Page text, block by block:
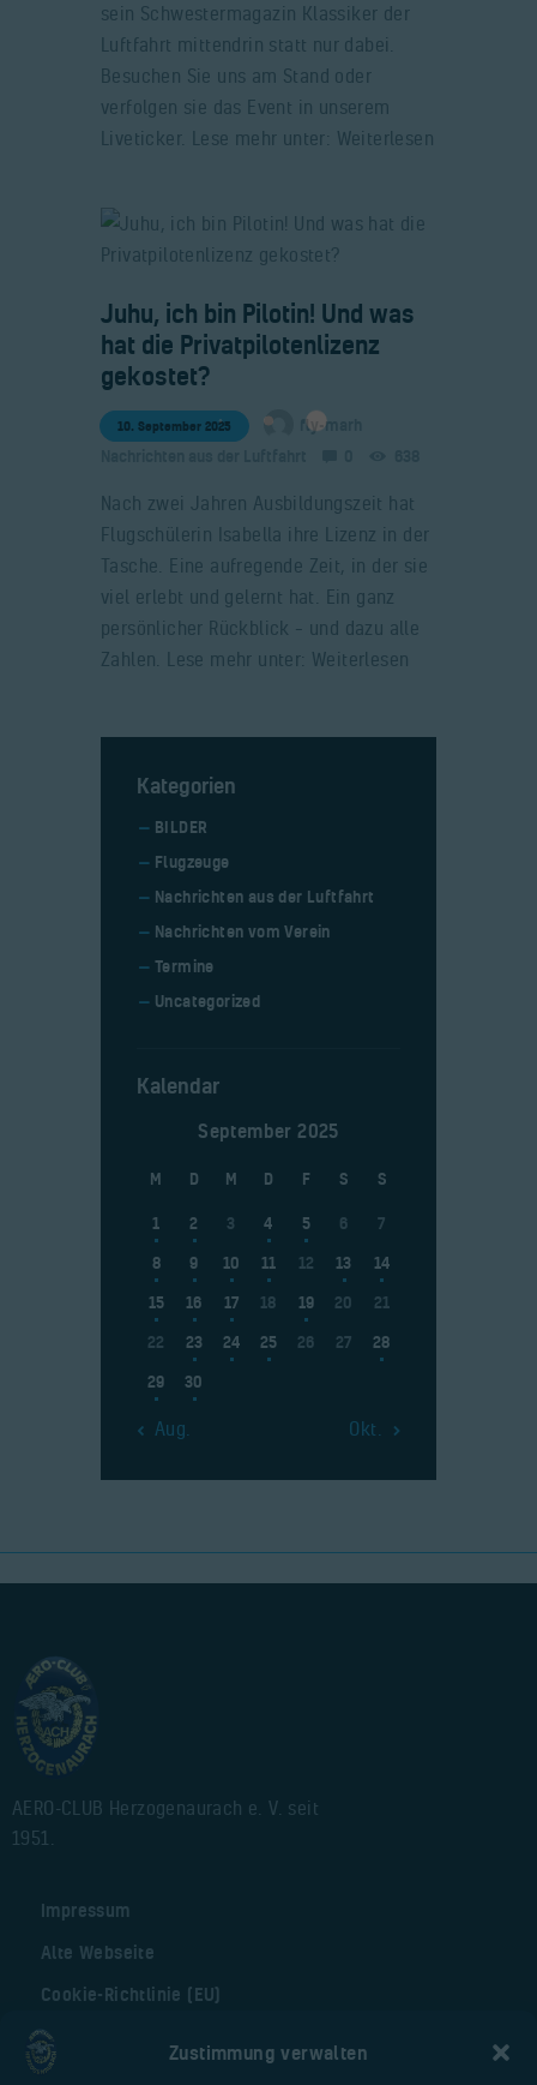
Zustimmung verwalten
sein Schwestermagazin Klassiker der
Luftfahrt mittendrin statt nur dabei.
Besuchen Sie uns am Stand oder
verfolgen sie das Event in unserem
Liveticker. Lese mehr unter: Weiterlesen
​Juhu, ich bin Pilotin! Und was
hat die Privatpilotenlizenz
gekostet?
10. September 2025
fly-marh
Nach zwei Jahren Ausbildungszeit hat
Flugschülerin Isabella ihre Lizenz in der
Tasche. Eine aufregende Zeit, in der sie
viel erlebt und gelernt hat. Ein ganz
persönlicher Rückblick – und dazu alle
Zahlen. Lese mehr unter: Weiterlesen
Kategorien
BILDER
Flugzeuge
Nachrichten aus der Luftfahrt
Nachrichten vom Verein
Termine
Uncategorized
Kalendar
September 2025
M D M D F S S
1 2 3 4 5 6
7
8
9 10 11 12 13
14
15
16 17 18 19 20
21
22
23 24 25 26 27
28
29
30
« Aug. Okt. »
AERO-CLUB Herzogenaurach e. V. seit
1951.
Impressum
Alte Webseite
Cookie-Richtlinie (EU)
Nützliche Seiten